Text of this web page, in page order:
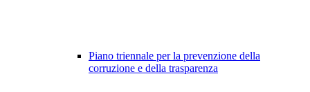
Piano triennale per la prevenzione della
corruzione e della trasparenza